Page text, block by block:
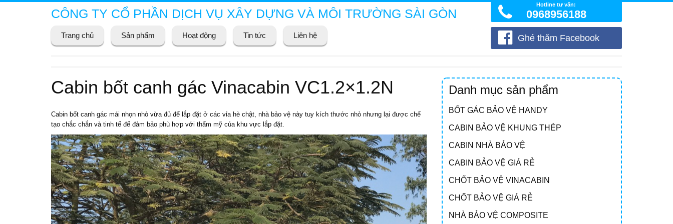
CÔNG TY CỔ PHẦN DỊCH VỤ XÂY DỰNG VÀ MÔI TRƯỜNG SÀI GÒN
Trang chủ Sản phẩm Hoạt động Tin tức Liên hệ
Hotline tư vấn:
0968956188
Ghé thăm Facebook
Cabin bốt canh gác Vinacabin VC1.2×1.2N
Cabin bốt canh gác mái nhọn nhỏ vừa đủ để lắp đặt ở các vỉa hè chật, nhà bảo vệ này tuy kích thước nhỏ nhưng lại được chế
tạo chắc chắn và tinh tế để đảm bảo phù hợp với thẩm mỹ của khu vực lắp đặt.
Danh mục sản phẩm
BỐT GÁC BẢO VỆ HANDY
CABIN BẢO VỆ KHUNG THÉP
CABIN NHÀ BẢO VỆ
CABIN BẢO VỆ GIÁ RẺ
CHỐT BẢO VỆ VINACABIN
CHỐT BẢO VỆ GIÁ RẺ
NHÀ BẢO VỆ COMPOSITE